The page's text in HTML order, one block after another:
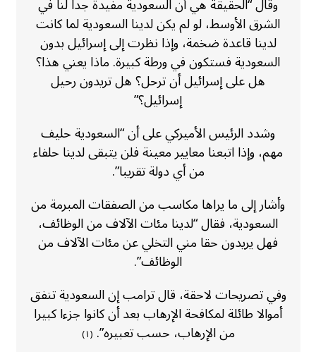
الشرق الأوسط، لو لم يكن لدينا السعودية لما كانت
لدينا قاعدة ضخمة، وإذا نظرت إلى إسرائيل بدون
السعودية فستكون في ورطة كبيرة. ماذا يعني هذا؟
هل على إسرائيل أن ترحل؟ هل تريدون رحيل
إسرائيل؟”
وشدد الرئيس الأميركي على أن “السعودية حليف
مهم، وإذا اتبعنا معايير معينة فلن يتبقى لدينا حلفاء
من أي دولة تقريبا”.
وأشار إلى ما يراها مكاسب من الصفقات المبرمة من
السعودية، فقال “لدينا مئات الآلاف من الوظائف،
فهل يريدون حقا مني التخلي عن مئات الآلاف من
الوظائف”.
وفي تصريحات لاحقة، قال ترامب إن السعودية تنفق
أموالا طائلة لمكافحة الإرهاب بعد أن كانوا جزءا كبيرا
من الإرهاب، حسب تعبيره”. (١)